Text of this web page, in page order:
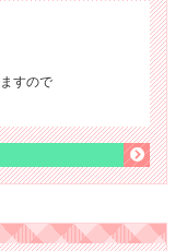
すので